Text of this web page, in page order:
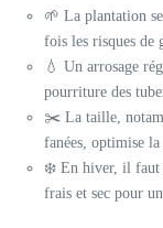
🌱 La plantation
fois les risques de
💧 Un arrosage
pourriture des
✂️ La taille,
fanées, optimise
❄️ En hiver, il faut
frais et sec pour